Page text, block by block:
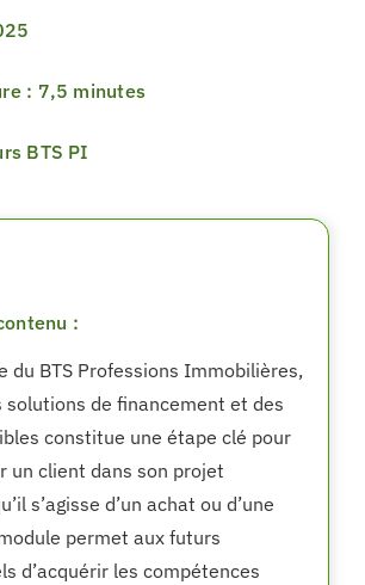
: 7,5 minutes
BTS PI
:
du BTS Professions Immobilières,
solutions de financement et des
constitue une étape clé pour
un client dans son projet
s’agisse d’un achat ou d’une
permet aux futurs
d’acquérir les compétences